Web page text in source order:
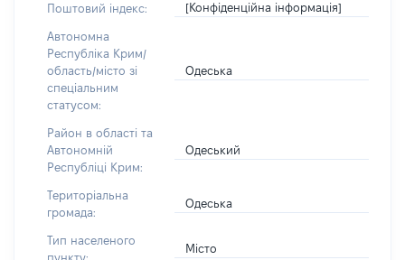
Поштовий індекс: [Конфіденційна інформація]
Автономна
Республіка Крим/
область/місто зі
спеціальним
статусом:
Одеська
Район в області та
Автономній
Республіці Крим:
Одеський
Територіальна
громада:
Одеська
Тип населеного
пункту:
Місто